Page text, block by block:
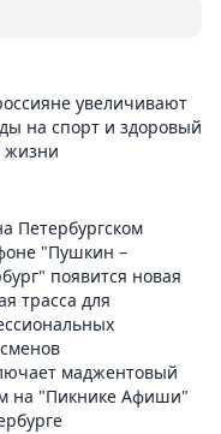
увеличивают
на спорт и здоровый
жизни
Петербургском
"Пушкин –
появится новая
трасса для
маджентовый
на "Пикнике Афиши"